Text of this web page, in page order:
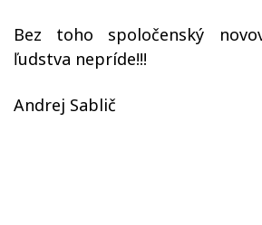
Bez toho spoločenský
ľudstva nepríde!!!
Andrej Sablič